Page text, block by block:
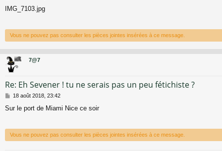
s
g
e
IMG_7103.jpg
Vous ne pouvez pas consulter les pièces jointes insérées à ce message.
7@7
Re: Eh Sevener ! tu ne serais pas un peu fétichiste ?
M
s
g
18 août 2018, 23:42
Sur le port de Miami Nice ce soir
Vous ne pouvez pas consulter les pièces jointes insérées à ce message.